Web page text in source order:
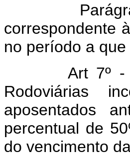
Parágrafo
correspondente
no período a
Art 7º - A
Rodoviárias
aposentados
percentual de
do vencimento